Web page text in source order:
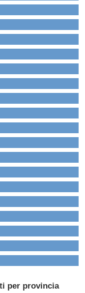
per provincia